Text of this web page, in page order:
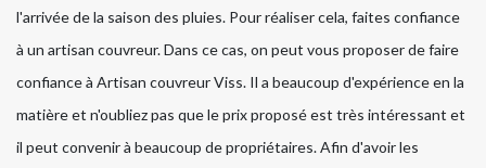
l'arrivée de la saison des pluies. Pour réaliser cela, faites confiance
à un artisan couvreur. Dans ce cas, on peut vous proposer de faire
confiance à Artisan couvreur Viss. Il a beaucoup d'expérience en la
matière et n'oubliez pas que le prix proposé est très intéressant et
il peut convenir à beaucoup de propriétaires. Afin d'avoir les